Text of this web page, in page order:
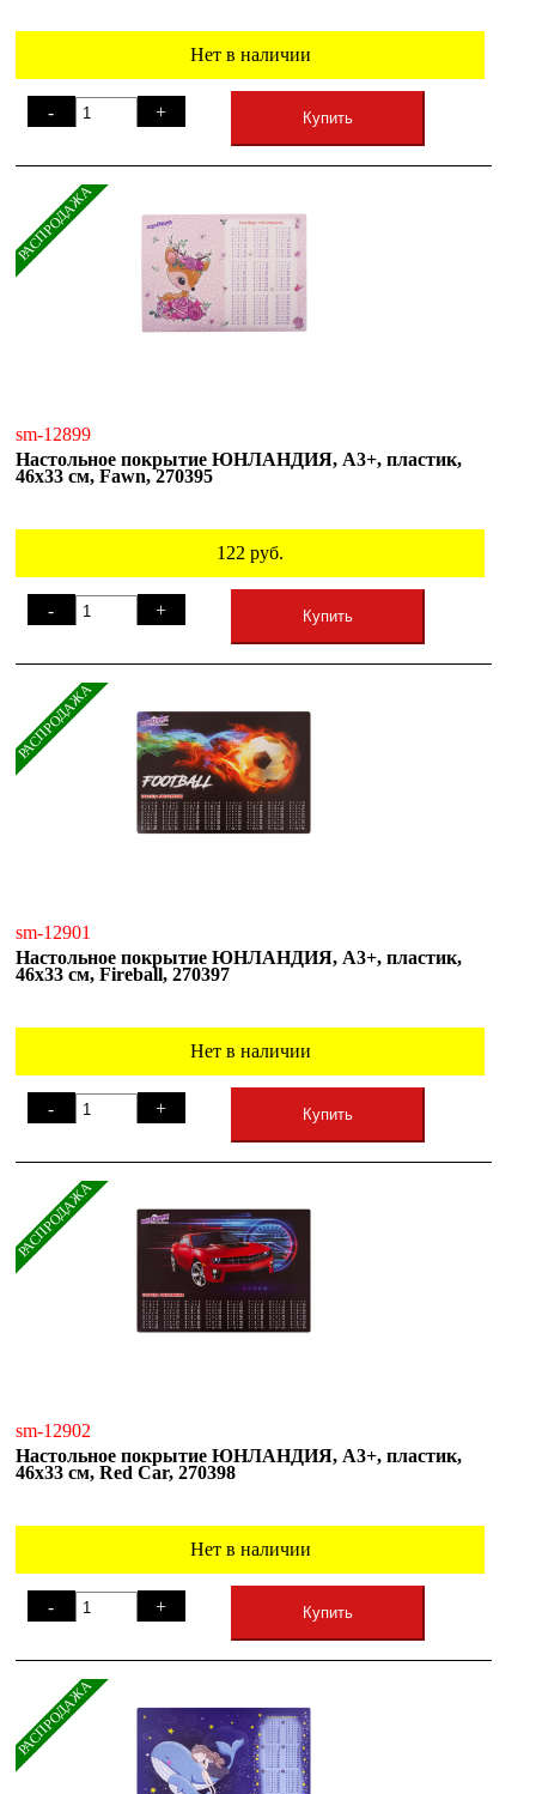
Нет в наличии
- + Купить
РАСПРОДАЖА
sm-12899
Настольное покрытие ЮНЛАНДИЯ, А3+, пластик,
46x33 см, Fawn, 270395
122 руб.
- + Купить
РАСПРОДАЖА
sm-12901
Настольное покрытие ЮНЛАНДИЯ, А3+, пластик,
46x33 см, Fireball, 270397
Нет в наличии
- + Купить
РАСПРОДАЖА
sm-12902
Настольное покрытие ЮНЛАНДИЯ, А3+, пластик,
46x33 см, Red Car, 270398
Нет в наличии
- + Купить
РАСПРОДАЖА